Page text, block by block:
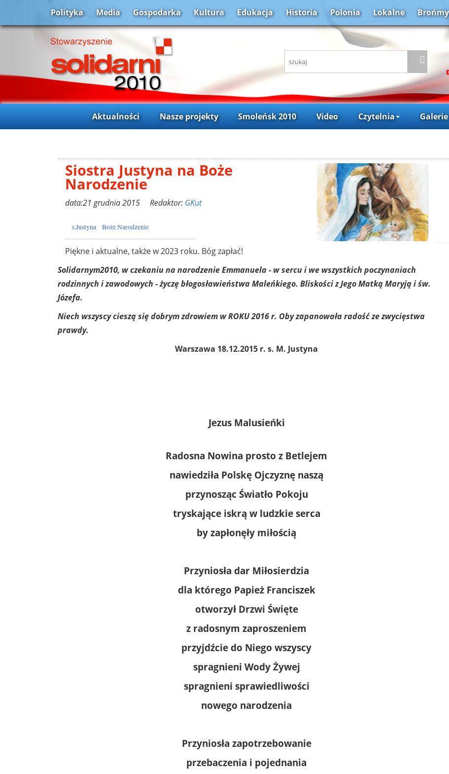
Polityka Media Gospodarka Kultura Edukacja Historia Polonia Lokalne
Aktualności Nasze projekty Smoleńsk 2010 Video Czytelnia Galerie
Siostra Justyna na Boże
Narodzenie
data:21 grudnia 2015 Redaktor: GKut
s.Justyna Boże Narodzenie
Piękne i aktualne, także w 2023 roku. Bóg zapłać!
Solidarnym2010, w czekaniu na narodzenie Emmanuela - w sercu i we wszystkich poczynaniach
rodzinnych i zawodowych - życzę błogosławieństwa Maleńkiego. Bliskości z Jego Matką Maryją i św.
Józefa.
Niech wszyscy cieszą się dobrym zdrowiem w ROKU 2016 r. Oby zapanowała radość ze zwycięstwa
prawdy.
Warszawa 18.12.2015 r. s. M. Justyna
Jezus Malusieńki
Radosna Nowina prosto z Betlejem
nawiedziła Polskę Ojczyznę naszą
przynosząc Światło Pokoju
tryskające iskrą w ludzkie serca
by zapłonęły miłością
Przyniosła dar Miłosierdzia
dla którego Papież Franciszek
otworzył Drzwi Święte
z radosnym zaproszeniem
przyjdźcie do Niego wszyscy
spragnieni Wody Żywej
spragnieni sprawiedliwości
nowego narodzenia
Przyniosła zapotrzebowanie
przebaczenia i pojednania